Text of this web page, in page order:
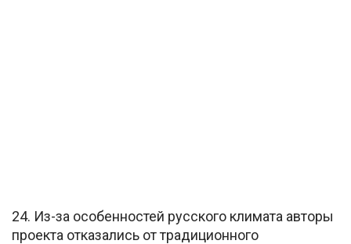
24. Из-за особенностей русского климата авторы
проекта отказались от традиционного